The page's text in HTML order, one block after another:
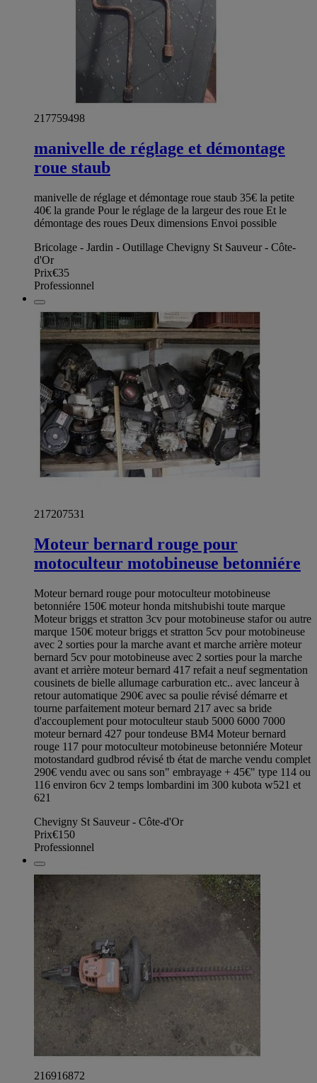
217759498
manivelle de réglage et démontage
roue staub
manivelle de réglage et démontage roue staub 35€ la petite
40€ la grande Pour le réglage de la largeur des roue Et le
démontage des roues Deux dimensions Envoi possible
Bricolage - Jardin - Outillage Chevigny St Sauveur - Côte-
d'Or
Prix€35
Professionnel
217207531
Moteur bernard rouge pour
motoculteur motobineuse betonniére
Moteur bernard rouge pour motoculteur motobineuse
betonniére 150€ moteur honda mitshubishi toute marque
Moteur briggs et stratton 3cv pour motobineuse stafor ou autre
marque 150€ moteur briggs et stratton 5cv pour motobineuse
avec 2 sorties pour la marche avant et marche arrière moteur
bernard 5cv pour motobineuse avec 2 sorties pour la marche
avant et arrière moteur bernard 417 refait a neuf segmentation
cousinets de bielle allumage carburation etc.. avec lanceur à
retour automatique 290€ avec sa poulie révisé démarre et
tourne parfaitement moteur bernard 217 avec sa bride
d'accouplement pour motoculteur staub 5000 6000 7000
moteur bernard 427 pour tondeuse BM4 Moteur bernard
rouge 117 pour motoculteur motobineuse betonniére Moteur
motostandard gudbrod révisé tb état de marche vendu complet
290€ vendu avec ou sans son" embrayage + 45€" type 114 ou
116 environ 6cv 2 temps lombardini im 300 kubota w521 et
621
Chevigny St Sauveur - Côte-d'Or
Prix€150
Professionnel
216916872